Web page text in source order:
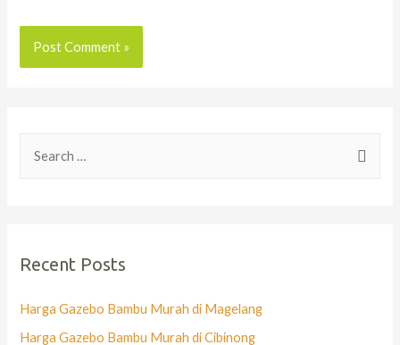
Recent Posts
Harga Gazebo Bambu Murah di Magelang
Harga Gazebo Bambu Murah di Cibinong